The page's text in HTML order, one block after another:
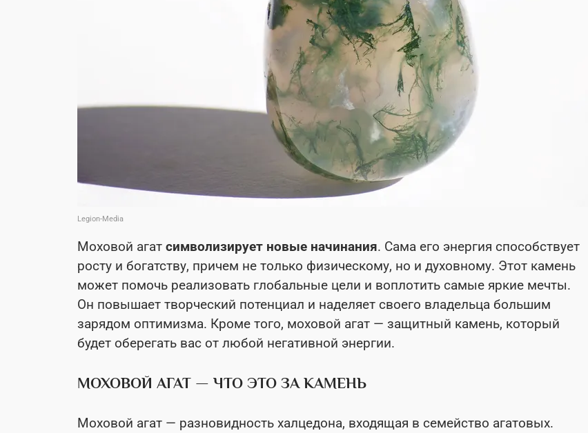
Legion-Media
Моховой агат символизирует новые начинания. Сама его энергия способствует
росту и богатству, причем не только физическому, но и духовному. Этот камень
может помочь реализовать глобальные цели и воплотить самые яркие мечты.
Он повышает творческий потенциал и наделяет своего владельца большим
зарядом оптимизма. Кроме того, моховой агат — защитный камень, который
будет оберегать вас от любой негативной энергии.
МОХОВОЙ АГАТ — ЧТО ЭТО ЗА КАМЕНЬ
Моховой агат — разновидность халцедона, входящая в семейство агатовых.